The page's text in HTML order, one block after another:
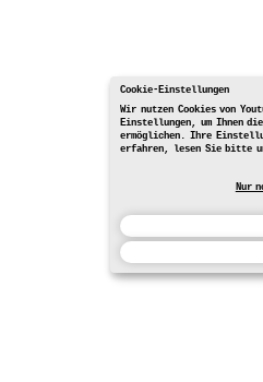
Cookie-Einstellungen
Wir nutzen Cookies von
Einstellungen, um Ihnen
ermöglichen. Ihre
erfahren, lesen Sie bitte
Nur